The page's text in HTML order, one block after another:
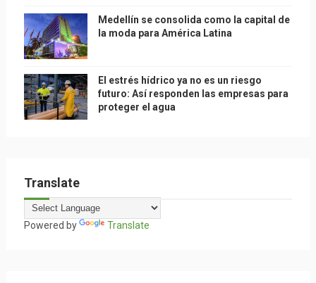
Medellín se consolida como la capital de
la moda para América Latina
El estrés hídrico ya no es un riesgo
futuro: Así responden las empresas para
proteger el agua
Translate
Powered by Translate